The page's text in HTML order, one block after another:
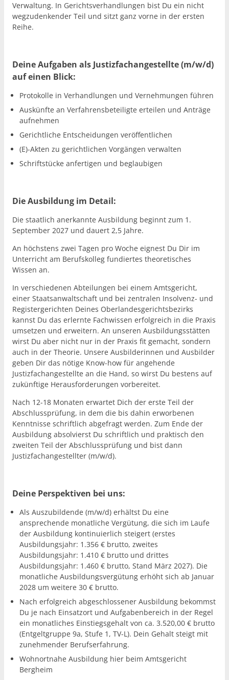
Verwaltung. In Gerichtsverhandlungen bist Du ein nicht
wegzudenkender Teil und sitzt ganz vorne in der ersten
Reihe.
Deine Aufgaben als Justizfachangestellte (m/w/d)
auf einen Blick:
Protokolle in Verhandlungen und Vernehmungen führen
Auskünfte an Verfahrensbeteiligte erteilen und Anträge
aufnehmen
Gerichtliche Entscheidungen veröffentlichen
(E)-Akten zu gerichtlichen Vorgängen verwalten
Schriftstücke anfertigen und beglaubigen
Die Ausbildung im Detail:
Die staatlich anerkannte Ausbildung beginnt zum 1.
September 2027 und dauert 2,5 Jahre.
An höchstens zwei Tagen pro Woche eignest Du Dir im
Unterricht am Berufskolleg fundiertes theoretisches
Wissen an.
In verschiedenen Abteilungen bei einem Amtsgericht,
einer Staatsanwaltschaft und bei zentralen Insolvenz- und
Registergerichten Deines Oberlandesgerichtsbezirks
kannst Du das erlernte Fachwissen erfolgreich in die Praxis
umsetzen und erweitern. An unseren Ausbildungsstätten
wirst Du aber nicht nur in der Praxis fit gemacht, sondern
auch in der Theorie. Unsere Ausbilderinnen und Ausbilder
geben Dir das nötige Know-how für angehende
Justizfachangestellte an die Hand, so wirst Du bestens auf
zukünftige Herausforderungen vorbereitet.
Nach 12-18 Monaten erwartet Dich der erste Teil der
Abschlussprüfung, in dem die bis dahin erworbenen
Kenntnisse schriftlich abgefragt werden. Zum Ende der
Ausbildung absolvierst Du schriftlich und praktisch den
zweiten Teil der Abschlussprüfung und bist dann
Justizfachangestellter (m/w/d).
Deine Perspektiven bei uns:
Als Auszubildende (m/w/d) erhältst Du eine
ansprechende monatliche Vergütung, die sich im Laufe
der Ausbildung kontinuierlich steigert (erstes
Ausbildungsjahr: 1.356 € brutto, zweites
Ausbildungsjahr: 1.410 € brutto und drittes
Ausbildungsjahr: 1.460 € brutto, Stand März 2027). Die
monatliche Ausbildungsvergütung erhöht sich ab Januar
2028 um weitere 30 € brutto.
Nach erfolgreich abgeschlossener Ausbildung bekommst
Du je nach Einsatzort und Aufgabenbereich in der Regel
ein monatliches Einstiegsgehalt von ca. 3.520,00 € brutto
(Entgeltgruppe 9a, Stufe 1, TV-L). Dein Gehalt steigt mit
zunehmender Berufserfahrung.
Wohnortnahe Ausbildung hier beim Amtsgericht
Bergheim